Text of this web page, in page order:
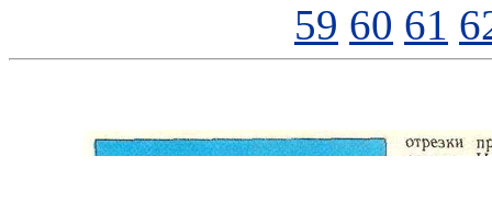
59 60 61